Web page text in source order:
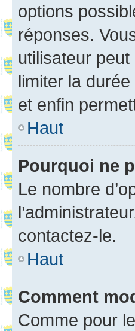
options
réponses.
utilisateur peut
limiter la
et enfin
Haut
Pourquoi ne
Le nombre
contactez-le.
Haut
Comment
Comme pour